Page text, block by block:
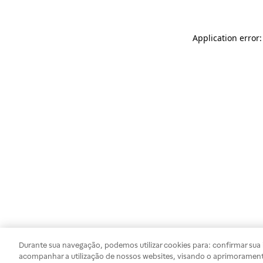
Application
Durante sua navegação, podemos utilizar cookies para: confirmar
acompanhar a utilização de nossos websites, visando o